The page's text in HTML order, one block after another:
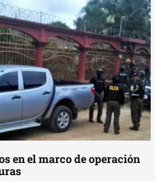
que fue detenido con
Paz
que negociaba